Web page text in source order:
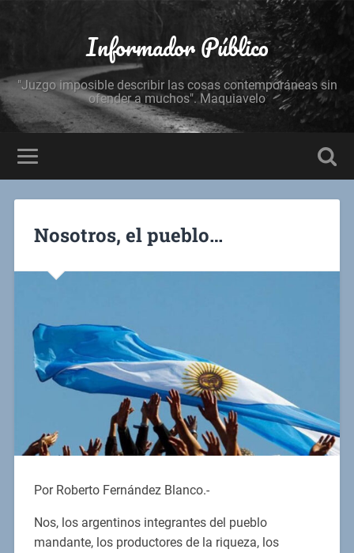
Informador Público
"Juzgo imposible describir las cosas contemporáneas sin
ofender a muchos". Maquiavelo
Nosotros, el pueblo…
Por Roberto Fernández Blanco.-
Nos, los argentinos integrantes del pueblo
mandante, los productores de la riqueza, los